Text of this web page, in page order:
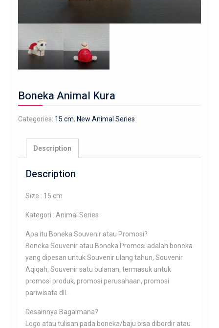
Boneka Animal Kura
Categories: 15 cm, New Animal Series
Description
Description
Size : 15 cm
Kategori : Animal Series
Apa itu Boneka Souvenir atau Promosi?
Boneka Souvenir atau Boneka Promosi adalah boneka
yang dipesan untuk Souvenir ulang tahun, Souvenir
Aqiqah, Souvenir satu bulanan, termasuk untuk
promosi produk, promosi perusahaan, promosi
pariwisata dll.
Desainnya Bagaimana?
Logo atau tulisan pada boneka/baju bisa dibordir atau